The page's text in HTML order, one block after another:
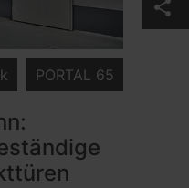
share
PORTAL 65